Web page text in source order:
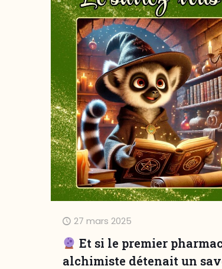
27 mars 2025
Et si le premier
alchimiste détenait un